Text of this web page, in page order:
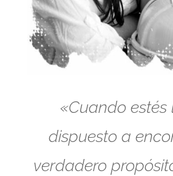
«Cuando estés
dispuesto a
verdadero